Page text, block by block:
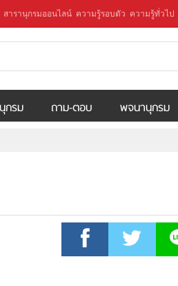
สารานุกรมออนไลน์ ความรู้รอบตัว ความรู้ทั่วไป
กรม ถาม-ตอบ พจนานุกรม